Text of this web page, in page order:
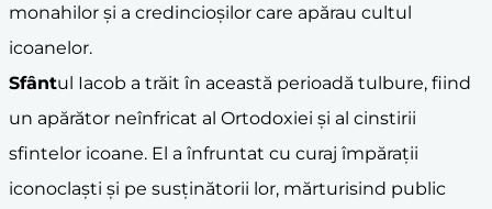
monahilor și a credincioșilor care apărau cultul
icoanelor.
Sfântul Iacob a trăit în această perioadă tulbure, fiind
un apărător neînfricat al Ortodoxiei și al cinstirii
sfintelor icoane. El a înfruntat cu curaj împărații
iconoclaști și pe susținătorii lor, mărturisind public